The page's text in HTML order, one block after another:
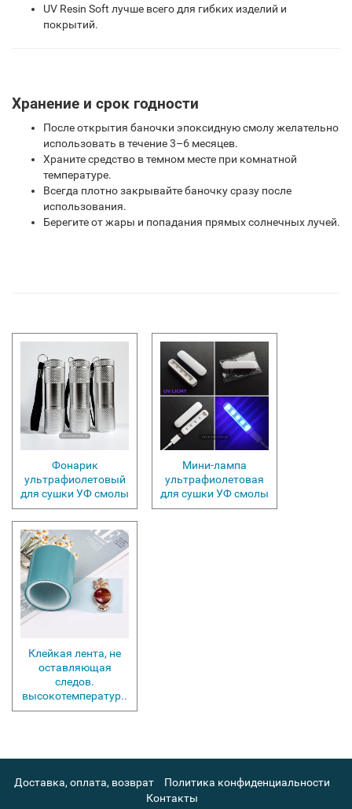
UV Resin Soft лучше всего для гибких изделий и
покрытий.
Хранение и срок годности
После открытия баночки эпоксидную смолу желательно
использовать в течение 3–6 месяцев.
Храните средство в темном месте при комнатной
температуре.
Всегда плотно закрывайте баночку сразу после
использования.
Берегите от жары и попадания прямых солнечных лучей.
Фонарик
ультрафиолетовый
для сушки УФ смолы
Мини-лампа
ультрафиолетовая
для сушки УФ смолы
Клейкая лента, не
оставляющая
следов.
высокотемператур..
Доставка, оплата, возврат
Политика конфиденциальности
Контакты